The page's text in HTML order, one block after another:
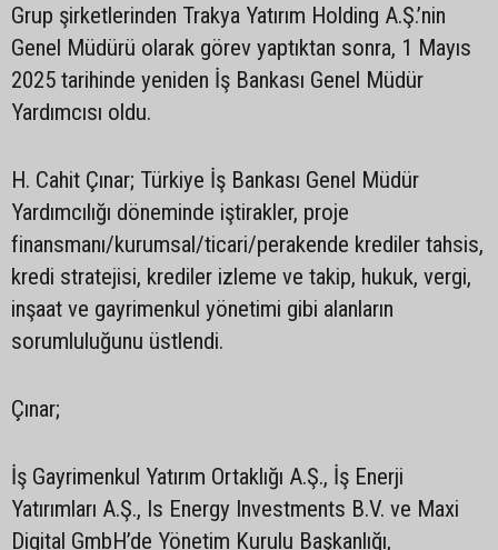
Grup şirketlerinden Trakya Yatırım Holding A.Ş.’nin
Genel Müdürü olarak görev yaptıktan sonra, 1 Mayıs
2025 tarihinde yeniden İş Bankası Genel Müdür
Yardımcısı oldu.
H. Cahit Çınar; Türkiye İş Bankası Genel Müdür
Yardımcılığı döneminde iştirakler, proje
finansmanı/kurumsal/ticari/perakende krediler tahsis,
kredi stratejisi, krediler izleme ve takip, hukuk, vergi,
inşaat ve gayrimenkul yönetimi gibi alanların
sorumluluğunu üstlendi.
Çınar;
İş Gayrimenkul Yatırım Ortaklığı A.Ş., İş Enerji
Yatırımları A.Ş., Is Energy Investments B.V. ve Maxi
Digital GmbH’de Yönetim Kurulu Başkanlığı,